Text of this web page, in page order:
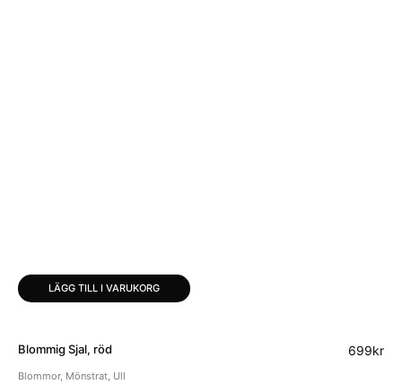
LÄGG TILL I VARUKORG
Blommig Sjal, röd 699kr
Blommor, Mönstrat, Ull